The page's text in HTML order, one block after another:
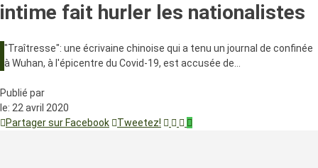
intime fait hurler les nationalistes
"Traîtresse": une écrivaine chinoise qui a tenu un journal de confinée
à Wuhan, à l'épicentre du Covid-19, est accusée de…
Publié par
le: 22 avril 2020
Partager sur Facebook
Tweetez!